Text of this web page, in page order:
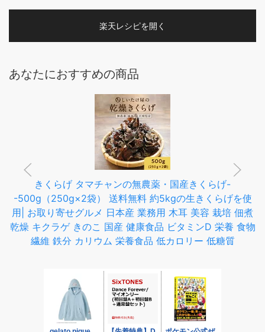
楽天レシピを開く
あなたにおすすめの商品
きくらげ タマチャンの無農薬・国産きくらげ-
-500g（250g×2袋） 送料無料 約5kgの生きくらげを使
用| お取り寄せグルメ 日本産 業務用 木耳 美容 栽培 佃煮
乾燥 キクラゲ きのこ 国産 健康食品 ビタミンD 栄養 食物
繊維 鉄分 カリウム 栄養食品 低カロリー 低糖質